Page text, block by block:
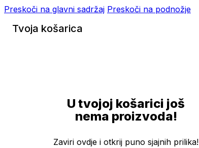
Preskoči na glavni sadržaj Preskoči na podnožje
Tvoja košarica
U tvojoj košarici još
nema proizvoda!
Zaviri ovdje i otkrij puno sjajnih prilika!